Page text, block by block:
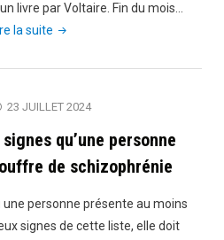
livre par Voltaire. Fin du mois…
la suite "Résumé
« Testament »
Meslier"
23 JUILLET 2024
signes qu’une personne
de schizophrénie
une personne présente au moins
signes de cette liste, elle doit